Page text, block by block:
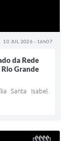
10 JUL 2026 - 16h07
da Rede
Rio Grande
Santa Isabel